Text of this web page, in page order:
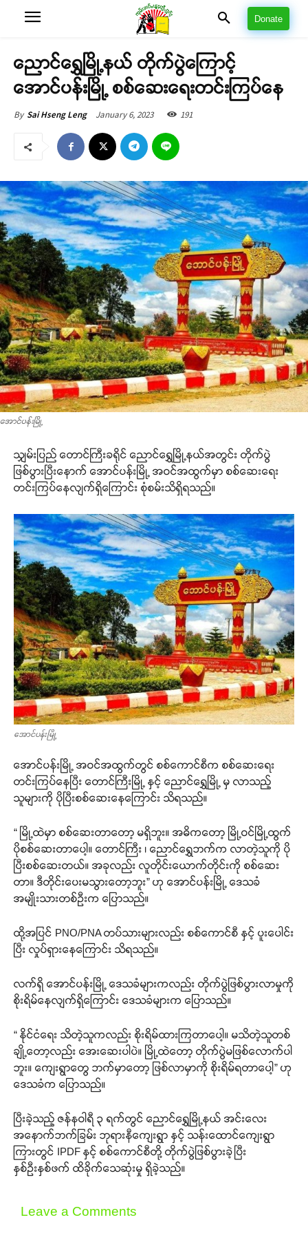
Donate
ညောင်ရွှေမြို့နယ် တိုက်ပွဲကြောင့်
အောင်ပန်းမြို့ စစ်ဆေးရေးတင်းကြပ်နေ
By Sai Hseng Leng January 6, 2023 191
အောင်ပန်းမြို့
သျှမ်းပြည် တောင်ကြီးခရိုင် ညောင်ရွှေမြို့နယ်အတွင်း တိုက်ပွဲ
ဖြစ်ပွားပြီးနောက် အောင်ပန်းမြို့ အဝင်အထွက်မှာ စစ်ဆေးရေး
တင်းကြပ်နေလျက်ရှိကြောင်း စုံစမ်းသိရှိရသည်။
အောင်ပန်းမြို့
အောင်ပန်းမြို့ အဝင်အထွက်တွင် စစ်ကောင်စီက စစ်ဆေးရေး
တင်းကြပ်နေပြီး တောင်ကြီးမြို့ နှင့် ညောင်ရွှေမြို့ မှ လာသည့်
သူများကို ပိုပြီးစစ်ဆေးနေကြောင်း သိရသည်။
“ မြို့ထဲမှာ စစ်ဆေးတာတော့ မရှိဘူး။ အဓိကတော့ မြို့ဝင်မြို့ထွက်
ပိုစစ်ဆေးတာပေါ့။ တောင်ကြီး ၊ ညောင်ရွှေဘက်က လာတဲ့သူကို ပို
ပြီးစစ်ဆေးတယ်။ အခုလည်း လူတိုင်းယောက်တိုင်းကို စစ်ဆေး
တာ။ ဒီတိုင်းပေးမသွားတော့ဘူး” ဟု အောင်ပန်းမြို့ ဒေသခံ
အမျိုးသားတစ်ဦးက ပြောသည်။
ထို့အပြင် PNO/PNA တပ်သားများလည်း စစ်ကောင်စီ နှင့် ပူးပေါင်း
ပြီး လှုပ်ရှားနေကြောင်း သိရသည်။
လက်ရှိ အောင်ပန်းမြို့ ဒေသခံများကလည်း တိုက်ပွဲဖြစ်ပွားလာမှုကို
စိုးရိမ်နေလျက်ရှိကြောင်း ဒေသခံများက ပြောသည်။
“ နိုင်ငံရေး သိတဲ့သူကလည်း စိုးရိမ်ထားကြတာပေါ့။ မသိတဲ့သူတစ်
ချို့တော့လည်း အေးဆေးပါပဲ။ မြို့ထဲတော့ တိုက်ပွဲမဖြစ်လောက်ပါ
ဘူး။ ကျေးရွာတွေ ဘက်မှာတော့ ဖြစ်လာမှာကို စိုးရိမ်ရတာပေါ့” ဟု
ဒေသခံက ပြောသည်။
ပြီးခဲ့သည့် ဇန်နဝါရီ ၃ ရက်တွင် ညောင်ရွှေမြို့နယ် အင်းလေး
အနောက်ဘက်ခြမ်း ဘုရားနီကျေးရွာ နှင့် သန်းထောင်ကျေးရွာ
ကြားတွင် IPDF နှင့် စစ်ကောင်စီတို့ တိုက်ပွဲဖြစ်ပွားခဲ့ပြီး
နှစ်ဦးနှစ်ဖက် ထိခိုက်သေဆုံးမှု ရှိခဲ့သည်။
Leave a Comments